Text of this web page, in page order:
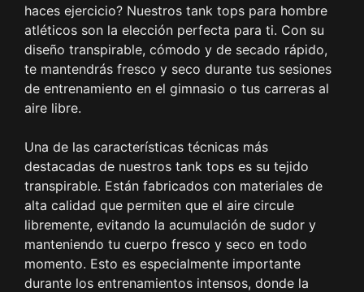
haces ejercicio? Nuestros tank tops para hombre
atléticos son la elección perfecta para ti. Con su
diseño transpirable, cómodo y de secado rápido,
te mantendrás fresco y seco durante tus sesiones
de entrenamiento en el gimnasio o tus carreras al
aire libre.
Una de las características técnicas más
destacadas de nuestros tank tops es su tejido
transpirable. Están fabricados con materiales de
alta calidad que permiten que el aire circule
libremente, evitando la acumulación de sudor y
manteniendo tu cuerpo fresco y seco en todo
momento. Esto es especialmente importante
durante los entrenamientos intensos, donde la